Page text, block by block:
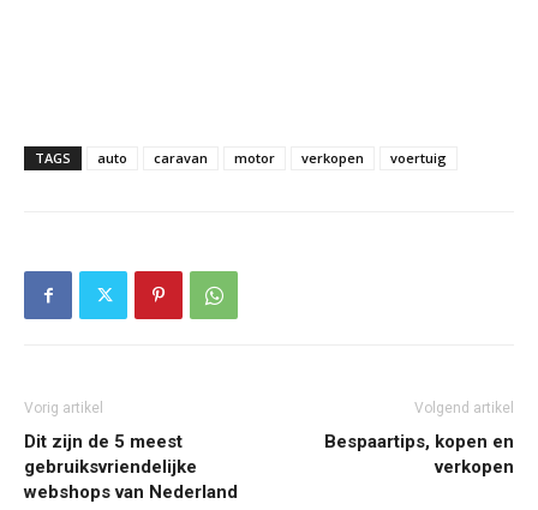
TAGS auto caravan motor verkopen voertuig
Vorig artikel
Dit zijn de 5 meest
gebruiksvriendelijke
webshops van Nederland
Volgend artikel
Bespaartips, kopen en
verkopen